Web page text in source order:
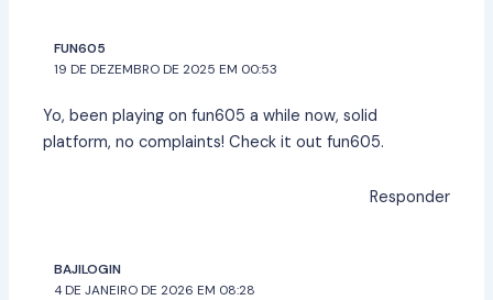
FUN605
19 DE DEZEMBRO DE 2025 EM 00:53
Yo, been playing on fun605 a while now, solid
platform, no complaints! Check it outfun605.
Responder
BAJILOGIN
4 DE JANEIRO DE 2026 EM 08:28